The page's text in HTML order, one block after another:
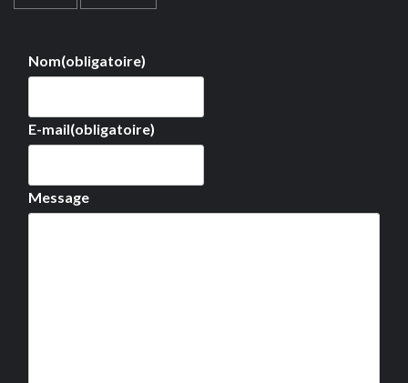
Nom(obligatoire)
E-mail(obligatoire)
Message